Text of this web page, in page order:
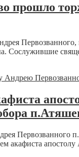
прошло
Сослужившие
акафиста